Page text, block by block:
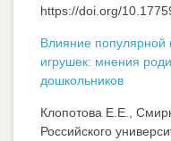
https://doi.org/
Влияние популярной
игрушек: мнения
дошкольников
Клопотова Е.Е.,
Российского